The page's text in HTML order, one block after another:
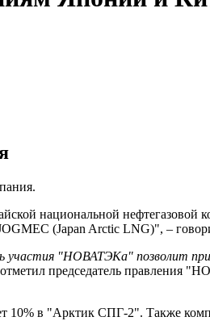
национальной нефтегазовой
(Japan Arctic LNG)", –
участия "НОВАТЭКа" позволит
председатель правления
10% в "Арктик СПГ-2". Также